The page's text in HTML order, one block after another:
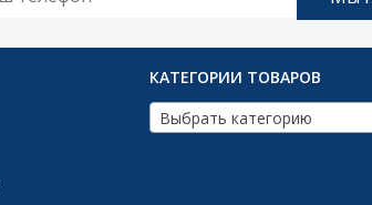
КАТЕГОРИИ ТОВАРОВ
Выбрать категорию